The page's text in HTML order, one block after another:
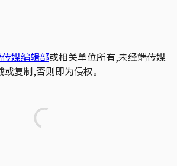
媒编辑部或相关单位所有,未经端传媒
复制,否则即为侵权。